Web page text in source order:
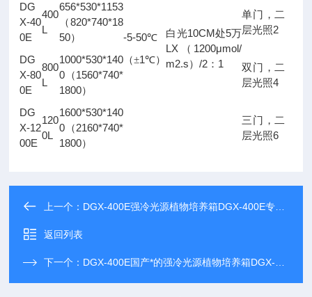
-5-50℃
（±1℃）
白光10CM处5万
LX （ 1200μmol/
m2.s）/2 ： 1
DG
X-40
0E
400
L
656*530*1153
（820*740*18
50）
单门，二
层光照2
DG
X-80
0E
800
L
1000*530*140
0 （1560*740*
1800）
双门，二
层光照4
DG
X-12
00E
120
0L
1600*530*140
0 （2160*740*
1800）
三门，二
层光照6
上一个： DGX-400E强冷光源植物培养箱DGX-400E专业制造厂家
返回列表
下一个： DGX-400E国产*的强冷光源植物培养箱DGX-400E*